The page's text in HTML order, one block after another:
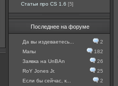
Статьи про CS 1.6 [5]
Последнее на форуме
Да вы издеваетесь...
2
Мапы
182
Заявка на UnBAn
26
RoY Jones Jr.
25
Если бы сейчас, к...
2